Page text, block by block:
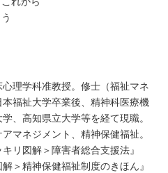
理学科准教授。修士（福祉マネ
福祉大学卒業後、精神科医療機
、高知県立大学等を経て現職。
マネジメント、精神保健福祉。
リ図解＞障害者総合支援法』
＞精神保健福祉制度のきほん』